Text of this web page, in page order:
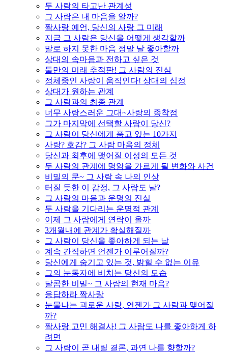
두 사람의 타고난 관계성
그 사람은 내 마음을 알까?
짝사랑 예언, 당신의 사랑 그 미래
지금 그 사람은 당신을 어떻게 생각할까
말로 하지 못한 마음 정말 날 좋아할까
상대의 속마음과 전하고 싶은 것
둘만의 미래 추적판! 그 사람의 진심
정체중인 사랑이 움직인다! 상대의 심정
상대가 원하는 관계
그 사람과의 최종 관계
너무 사랑스러운 그대~사랑의 종착점
그가 마지막에 선택할 사람이 당신?
그 사람이 당신에게 품고 있는 10가지
사랑? 호감? 그 사람 마음의 정체
당신과 최후에 맺어질 이성의 모든 것
두 사람의 관계에 명암을 가르게 될 변화와 사건
비밀의 문~ 그 사람 속 나의 인상
터질 듯한 이 감정, 그 사람도 날?
그 사람의 마음과 운명의 진실
두 사람을 기다리는 운명적 관계
이제 그 사람에게 연락이 올까
3개월내에 관계가 확실해질까
그 사람이 당신을 좋아하게 되는 날
계속 간직하면 언젠가 이루어질까?
당신에게 숨기고 있는 것, 밝힐 수 없는 이유
그의 눈동자에 비치는 당신의 모습
달콤한 비밀~ 그 사람의 현재 마음?
응답하라 짝사랑
눈물나는 괴로운 사랑, 언젠가 그 사람과 맺어질
까?
짝사랑 고민 해결사! 그 사람도 나를 좋아하게 하
려면
그 사람이 곧 내릴 결론, 과연 나를 향할까?